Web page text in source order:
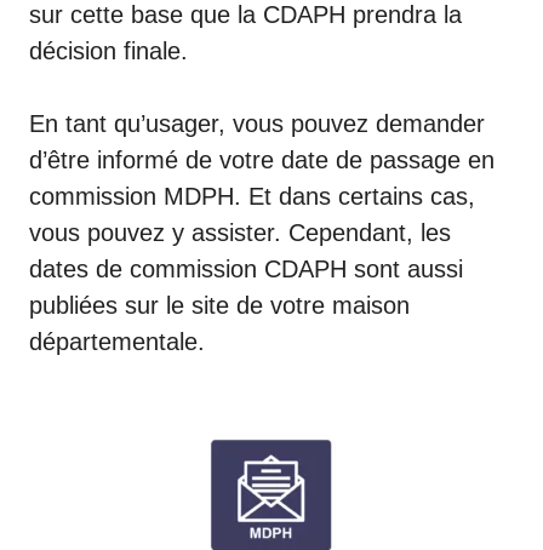
sur cette base que la CDAPH prendra la
décision finale.
En tant qu’usager, vous pouvez demander
d’être informé de votre date de passage en
commission MDPH. Et dans certains cas,
vous pouvez y assister. Cependant, les
dates de commission CDAPH sont aussi
publiées sur le site de votre maison
départementale.